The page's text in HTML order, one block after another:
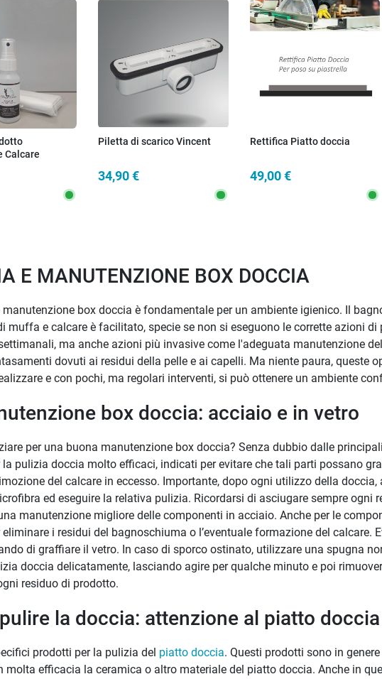
Calcare
Piletta di scarico Vincent
34,90 €
Rettifica Piatto doccia
49,00 €
E MANUTENZIONE BOX DOCCIA
box doccia è fondamentale per un ambiente igienico. Il
muffa e calcare è facilitato, specie se non si eseguono le corrette azioni
ma anche azioni più invasive come l'adeguata manutenzione
dovuti ai residui della pelle e ai capelli. Ma niente paura, queste
e con pochi, ma regolari interventi, si può ottenere un ambiente
box doccia: acciaio e in vetro
per una buona manutenzione box doccia? Senza dubbio dalle
la pulizia doccia molto efficaci, indicati per evitare che tali parti possano
del calcare in eccesso. Importante, dopo ogni utilizzo della
ed eseguire la relativa pulizia. Ricordarsi di asciugare sempre ogni
manutenzione migliore delle componenti in acciaio. Anche per le
i residui del bagnoschiuma o l’eventuale formazione del calcare.
di graffiare il vetro. In caso di sporco ostinato, utilizzare una spugna
doccia delicatamente, lasciando agire per qualche minuto e poi
residuo di prodotto.
la doccia: attenzione al piatto doccia
prodotti per la pulizia del piatto doccia. Questi prodotti sono in
molta efficacia la ceramica o altro materiale del piatto doccia. Anche in